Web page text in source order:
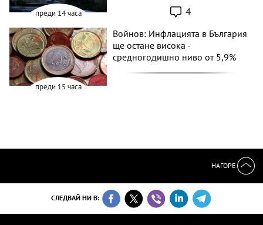
преди 14 часа 4
преди 15 часа
Войнов: Инфлацията в България
ще остане висока -
средногодишно ниво от 5,9%
НАГОРЕ
СЛЕДВАЙ НИ В: